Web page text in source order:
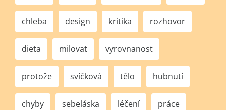
chleba design kritika rozhovor
dieta milovat vyrovnanost
protože svíčková tělo hubnutí
chyby sebeláska léčení práce